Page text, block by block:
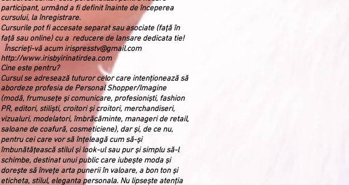
participant, urmând a fi definit înainte de începerea
cursului, la înregistrare.
Cursurile pot fi accesate separat sau asociate (față în
față sau online) cu a reducere de lansare dedicata tie!
Înscrieți-vă acumirispresstv@gmail.com
http://www.irisbyirinatirdea.com
Cine este pentru?
Cursul se adresează tuturor celor care intenționează să
abordeze profesia de Personal Shopper/Imagine
(modă, frumusețe și comunicare, profesioniști, fashion
PR, editori, stiliști, croitori și croitori, merchandiseri,
vizualuri, modelatori, îmbrăcăminte, manageri de retail,
saloane de coafură, cosmeticiene), dar și, de ce nu,
pentru cei care vor să înțeleagă cum să-și
îmbunătățească stilul și look-ul sau pur și simplu să-l
schimbe, destinat unui public care iubește moda și
dorește să învețe arta punerii în valoare, a bon ton și
eticheta, stilul, eleganta personala. Nu lipsește atenția